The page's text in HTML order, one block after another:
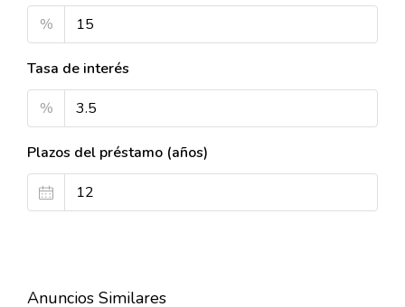
%
Tasa de interés
%
Plazos del préstamo (años)
Anuncios Similares